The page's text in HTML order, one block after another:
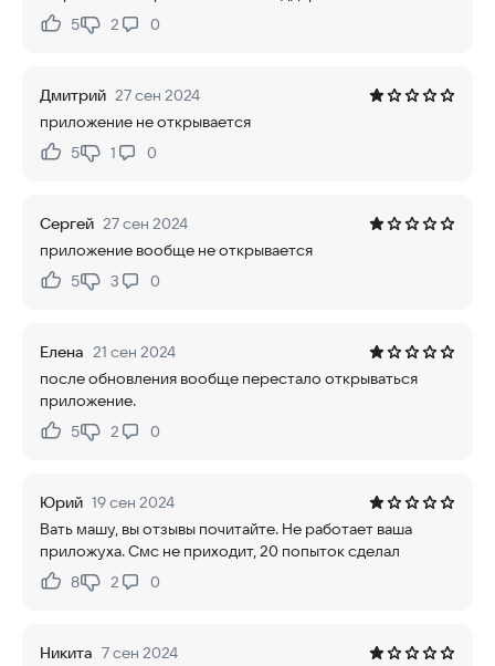
Нравится:
5Не нравится:
2 0
Дмитрий 27 сен 2024
приложение не открывается
Нравится:
5Не нравится:
1 0
Сергей 27 сен 2024
приложение вообще не открывается
Нравится:
5Не нравится:
3 0
Елена 21 сен 2024
после обновления вообще перестало открываться
приложение.
Нравится:
5Не нравится:
2 0
Юрий 19 сен 2024
Вать машу, вы отзывы почитайте. Не работает ваша
приложуха. Смс не приходит, 20 попыток сделал
Нравится:
8Не нравится:
2 0
Никита 7 сен 2024